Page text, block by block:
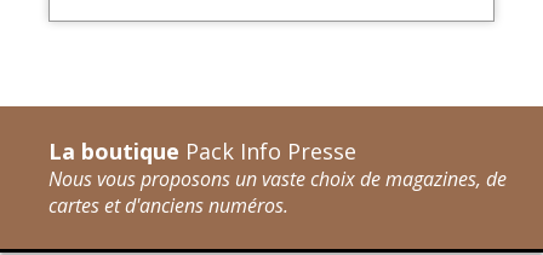
La boutique Pack Info Presse
Nous vous proposons un vaste choix de magazines, de
cartes et d'anciens numéros.